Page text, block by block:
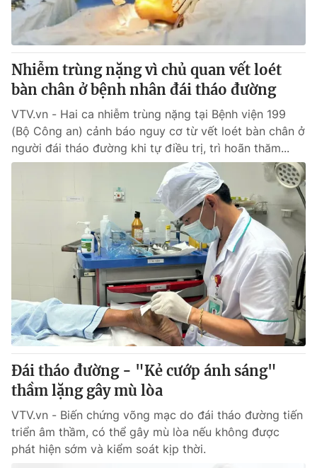
Nhiễm trùng nặng vì chủ quan vết loét
bàn chân ở bệnh nhân đái tháo đường
VTV.vn - Hai ca nhiễm trùng nặng tại Bệnh viện 199
(Bộ Công an) cảnh báo nguy cơ từ vết loét bàn chân ở
người đái tháo đường khi tự điều trị, trì hoãn thăm...
Đái tháo đường - "Kẻ cướp ánh sáng"
thầm lặng gây mù lòa
VTV.vn - Biến chứng võng mạc do đái tháo đường tiến
triển âm thầm, có thể gây mù lòa nếu không được
phát hiện sớm và kiểm soát kịp thời.